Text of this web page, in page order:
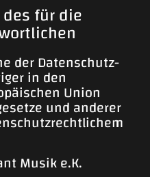
für die
der Datenschutz-
in den
Union
und anderer
Musik e.K.